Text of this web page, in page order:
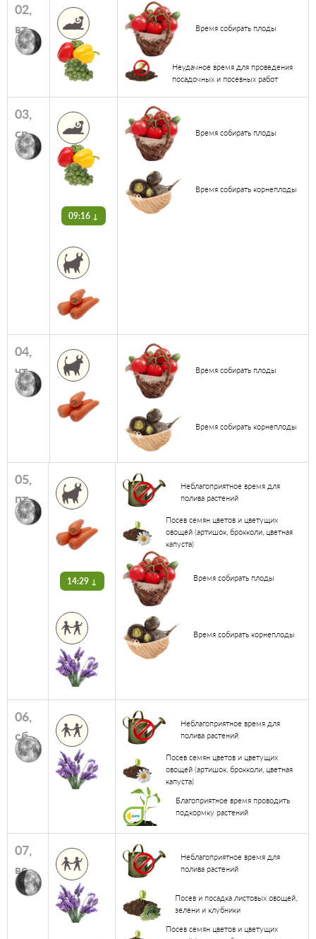
02,
вт
Время собирать плоды
Неудачное время для проведения
посадочных и посевных работ
03,
ср
09:16 ↓
Время собирать плоды
Время собирать корнеплоды
04,
чт
Время собирать плоды
Время собирать корнеплоды
05,
пт
14:29 ↓
Неблагоприятное время для
полива растений
Посев семян цветов и цветущих
овощей (артишок, брокколи, цветная
капуста)
Время собирать плоды
Время собирать корнеплоды
06,
сб
Неблагоприятное время для
полива растений
Посев семян цветов и цветущих
овощей (артишок, брокколи, цветная
капуста)
Благоприятное время проводить
подкормку растений
07,
вс
Неблагоприятное время для
полива растений
Посев и посадка листовых овощей,
зелени и клубники
Посев семян цветов и цветущих